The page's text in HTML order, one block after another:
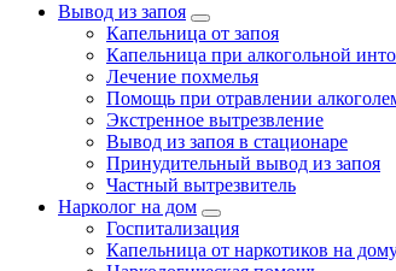
Вывод из запоя
Капельница от запоя
Капельница при алкогольной
Лечение похмелья
Помощь при отравлении
Экстренное вытрезвление
Вывод из запоя в стационаре
Принудительный вывод из запоя
Частный вытрезвитель
Нарколог на дом
Госпитализация
Капельница от наркотиков на